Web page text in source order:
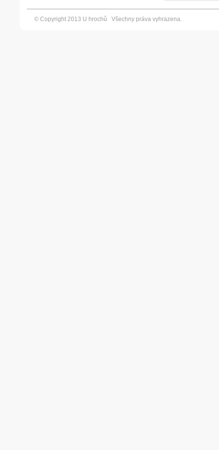
© Copyright 2013 U hrochů Všechny práva vyhrazena.